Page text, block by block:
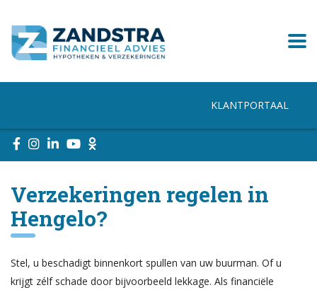
KLANTPORTAAL
Verzekeringen regelen in
Hengelo?
Stel, u beschadigt binnenkort spullen van uw buurman. Of u
krijgt zélf schade door bijvoorbeeld lekkage. Als financiële